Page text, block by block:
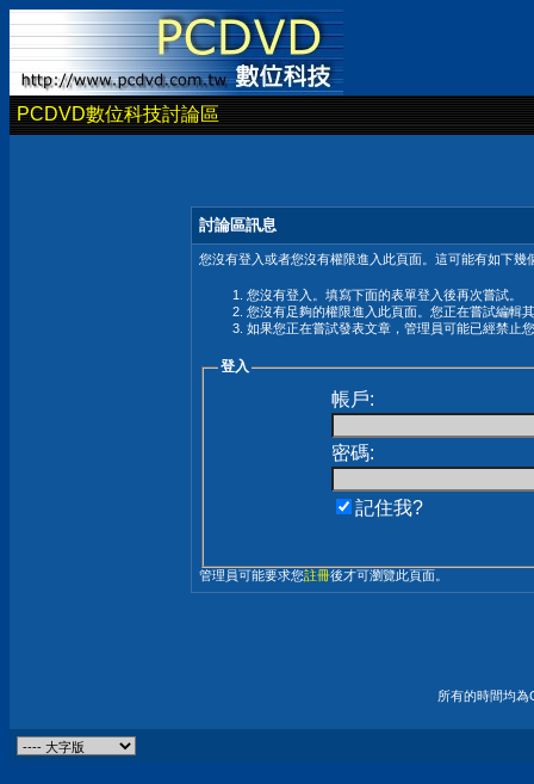
PCDVD數位科技討論區
討論區訊息
您沒有登入或者您沒有權限進入此頁面。這可能有如下幾
您沒有登入。填寫下面的表單登入後再次嘗試。
您沒有足夠的權限進入此頁面。您正在嘗試編輯
如果您正在嘗試發表文章，管理員可能已經禁止
登入
帳戶:
密碼:
記住我?
管理員可能要求您註冊後才可瀏覽此頁面。
所有的時間均為